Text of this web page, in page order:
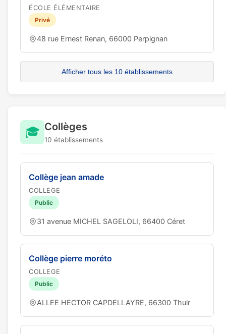
ÉCOLE ÉLÉMENTAIRE
Privé
48 rue Ernest Renan, 66000 Perpignan
Afficher tous les 10 établissements
🎓 Collèges
10 établissements
Collège jean amade
COLLEGE
Public
31 avenue MICHEL SAGELOLI, 66400 Céret
Collège pierre moréto
COLLEGE
Public
ALLEE HECTOR CAPDELLAYRE, 66300 Thuir